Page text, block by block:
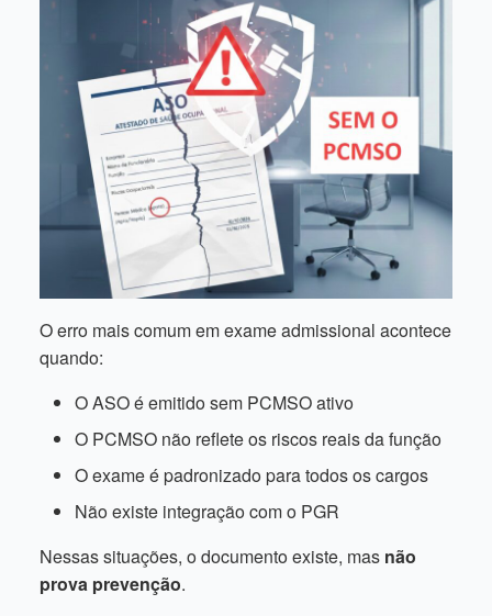
O erro mais comum em exame admissional acontece
quando:
O ASO é emitido sem PCMSO ativo
O PCMSO não reflete os riscos reais da função
O exame é padronizado para todos os cargos
Não existe integração com o PGR
Nessas situações, o documento existe, mas não
prova prevenção.